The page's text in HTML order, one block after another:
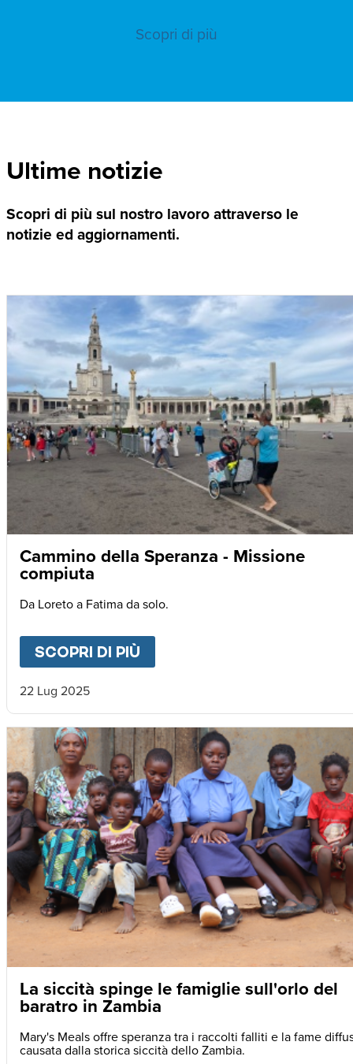
Scopri di più
Ultime notizie
Scopri di più sul nostro lavoro attraverso le
notizie ed aggiornamenti.
Cammino della Speranza - Missione
compiuta
Da Loreto a Fatima da solo.
SCOPRI DI PIÙ
22 Lug 2025
La siccità spinge le famiglie sull'orlo del
baratro in Zambia
Mary's Meals offre speranza tra i raccolti falliti e la fame
causata dalla storica siccità dello Zambia.